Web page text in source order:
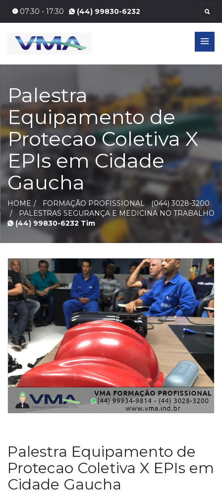
07:30 - 17:30 (44) 99830-6232
Palestra
Equipamento de
Protecao Coletiva X
EPIs em Cidade
Gaucha
HOME
FORMAÇÃO PROFISSIONAL
PALESTRAS SEGURANÇA E MEDICINA NO TRABALHO
(044) 3028-3200
(44) 99830-6232 Tim
Palestra Equipamento de
Protecao Coletiva X EPIs em
Cidade Gaucha